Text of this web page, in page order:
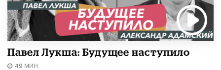
Павел Лукша: Будущее наступило
49 МИН.